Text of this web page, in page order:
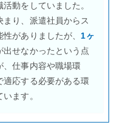
動をしていました。
り、派遣社員からス
性がありましたが、1ヶ
出せなかったという点
、仕事内容や職場環
応する必要がある環
ます。